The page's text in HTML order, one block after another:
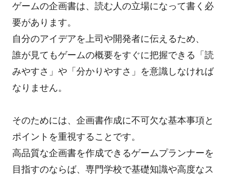
ゲームの企画書は、読む人の立場になって書く必
要があります。
自分のアイデアを上司や開発者に伝えるため、
誰が見てもゲームの概要をすぐに把握できる「読
みやすさ」や「分かりやすさ」を意識しなければ
なりません。
そのためには、企画書作成に不可欠な基本事項と
ポイントを重視することです。
高品質な企画書を作成できるゲームプランナーを
目指すのならば、専門学校で基礎知識や高度なス